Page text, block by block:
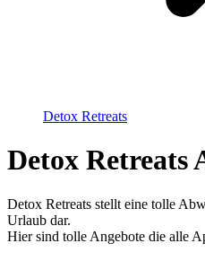
Detox Retreats
Detox Retreats
Detox Retreats stellt eine tolle
Urlaub dar.
Hier sind tolle Angebote die alle